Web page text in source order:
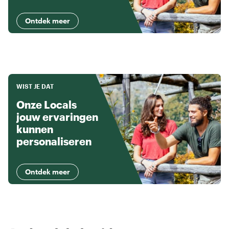
Ontdek meer
WIST JE DAT
Onze Locals
jouw ervaringen
kunnen
personaliseren
Ontdek meer